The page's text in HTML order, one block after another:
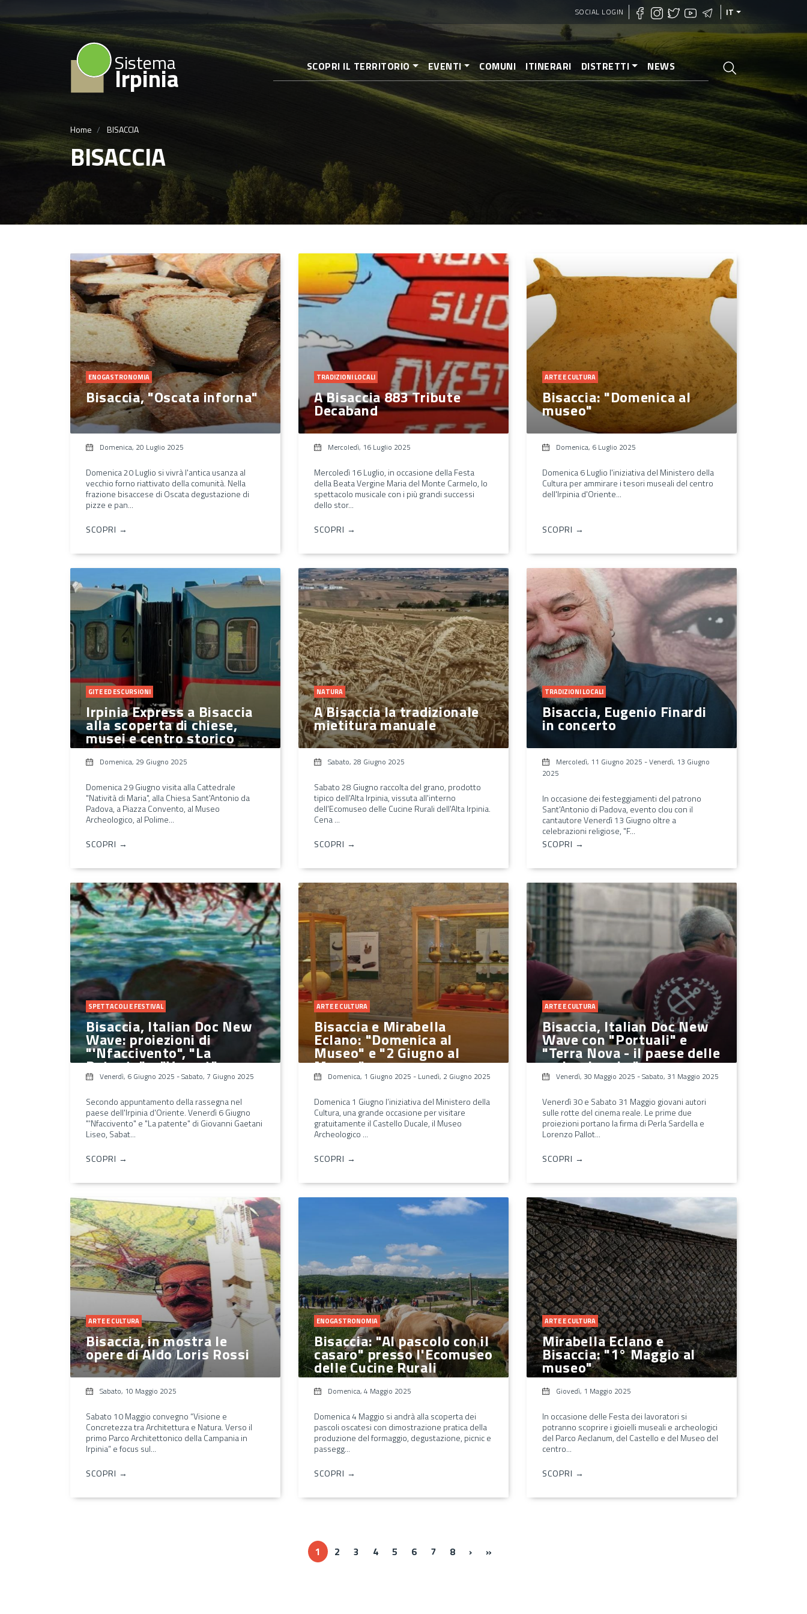
al
contenuto
principale
SOCIAL LOGIN IT
Sistema
Irpinia SCOPRI IL TERRITORIO EVENTI COMUNI ITINERARI DISTRETTI NEWS
Home BISACCIA
BISACCIA
ENOGASTRONOMIA
Bisaccia, "Oscata inforna"
Domenica, 20 Luglio 2025
Domenica 20 Luglio si vivrà l'antica usanza al
vecchio forno riattivato della comunità. Nella
frazione bisaccese di Oscata degustazione di
pizze e pan...
SCOPRI →
TRADIZIONI LOCALI
A Bisaccia 883 Tribute
Decaband
Mercoledì, 16 Luglio 2025
Mercoledì 16 Luglio, in occasione della Festa
della Beata Vergine Maria del Monte Carmelo, lo
spettacolo musicale con i più grandi successi
dello stor...
SCOPRI →
ARTE E CULTURA
Bisaccia: "Domenica al
museo"
Domenica, 6 Luglio 2025
Domenica 6 Luglio l'iniziativa del Ministero della
Cultura per ammirare i tesori museali del centro
dell'Irpinia d'Oriente...
SCOPRI →
GITE ED ESCURSIONI
Irpinia Express a Bisaccia
alla scoperta di chiese,
musei e centro storico
Domenica, 29 Giugno 2025
Domenica 29 Giugno visita alla Cattedrale
"Natività di Maria", alla Chiesa Sant'Antonio da
Padova, a Piazza Convento, al Museo
Archeologico, al Polime...
SCOPRI →
NATURA
A Bisaccia la tradizionale
mietitura manuale
Sabato, 28 Giugno 2025
Sabato 28 Giugno raccolta del grano, prodotto
tipico dell'Alta Irpinia, vissuta all'interno
dell'Ecomuseo delle Cucine Rurali dell'Alta Irpinia.
Cena ...
SCOPRI →
TRADIZIONI LOCALI
Bisaccia, Eugenio Finardi
in concerto
Mercoledì, 11 Giugno 2025 -Venerdì, 13 Giugno
2025
In occasione dei festeggiamenti del patrono
Sant'Antonio di Padova, evento clou con il
cantautore Venerdì 13 Giugno oltre a
celebrazioni religiose, "F...
SCOPRI →
SPETTACOLI E FESTIVAL
Bisaccia, Italian Doc New
Wave: proiezioni di
"'Nfaccivento", "La
Patente" e "Vergot"
Venerdì, 6 Giugno 2025 -Sabato, 7 Giugno 2025
Secondo appuntamento della rassegna nel
paese dell'Irpinia d'Oriente. Venerdì 6 Giugno
"'Nfaccivento" e "La patente" di Giovanni Gaetani
Liseo, Sabat...
SCOPRI →
ARTE E CULTURA
Bisaccia e Mirabella
Eclano: "Domenica al
Museo" e "2 Giugno al
Museo"
Domenica, 1 Giugno 2025 - Lunedì, 2 Giugno 2025
Domenica 1 Giugno l’iniziativa del Ministero della
Cultura, una grande occasione per visitare
gratuitamente il Castello Ducale, il Museo
Archeologico ...
SCOPRI →
ARTE E CULTURA
Bisaccia, Italian Doc New
Wave con "Portuali" e
"Terra Nova - il paese delle
ombre lunghe"
Venerdì, 30 Maggio 2025 -Sabato, 31 Maggio 2025
Venerdì 30 e Sabato 31 Maggio giovani autori
sulle rotte del cinema reale. Le prime due
proiezioni portano la firma di Perla Sardella e
Lorenzo Pallot...
SCOPRI →
ARTE E CULTURA
Bisaccia, in mostra le
opere di Aldo Loris Rossi
Sabato, 10 Maggio 2025
Sabato 10 Maggio convegno “Visione e
Concretezza tra Architettura e Natura. Verso il
primo Parco Architettonico della Campania in
Irpinia” e focus sul...
SCOPRI →
ENOGASTRONOMIA
Bisaccia: "Al pascolo con il
casaro" presso l'Ecomuseo
delle Cucine Rurali
Domenica, 4 Maggio 2025
Domenica 4 Maggio si andrà alla scoperta dei
pascoli oscatesi con dimostrazione pratica della
produzione del formaggio, degustazione, picnic e
passegg...
SCOPRI →
ARTE E CULTURA
Mirabella Eclano e
Bisaccia: "1° Maggio al
museo"
Giovedì, 1 Maggio 2025
In occasione delle Festa dei lavoratori si
potranno scoprire i gioielli museali e archeologici
del Parco Aeclanum, del Castello e del Museo del
centro...
SCOPRI →
1 2 3 4 5 6 7 8 ››› »